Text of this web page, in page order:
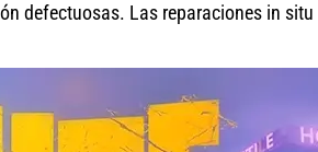
defectuosas. Las reparaciones in situ